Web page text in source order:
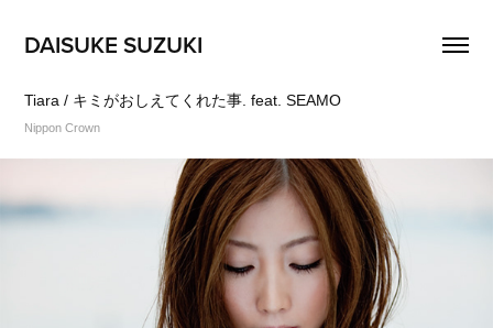
DAISUKE SUZUKI
Tiara / キミがおしえてくれた事. feat. SEAMO
Nippon Crown